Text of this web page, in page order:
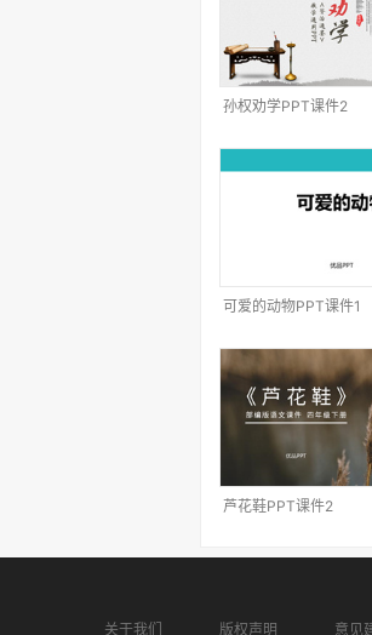
孙权劝学PPT课件2
可爱的动物PPT课件1
芦花鞋PPT课件2
关于我们 版权声明 意见